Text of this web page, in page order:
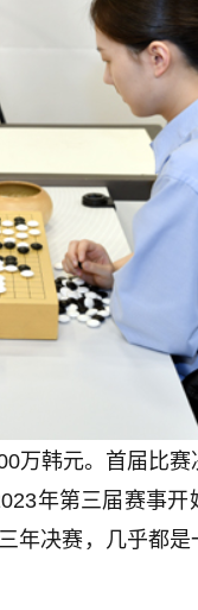
万韩元。首届比
年第三届赛事
年决赛，几乎都